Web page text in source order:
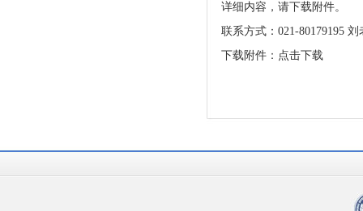
详细内容，请下载附件。
联系方式：021-80179195 刘
下载附件： 点击下载